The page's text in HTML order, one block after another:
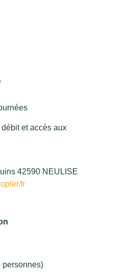
et accès aux
42590 NEULISE
personnes)